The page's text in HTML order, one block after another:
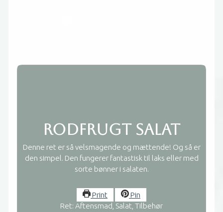
Rodfrugt salat
Denne ret er så velsmagende og mættende! Og så er
den simpel. Den fungerer fantastisk til laks eller med
sorte bønner i salaten.
Print
Pin
Ret: Aftensmad, Salat, Tilbehør